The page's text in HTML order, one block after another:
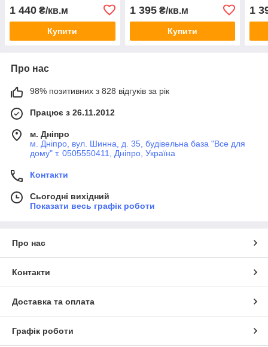
1 440 ₴/кв.м
Купити
1 395₴/кв.м
Купити
1
Про нас
98% позитивних з 828 відгуків за рік
Працює з 26.11.2012
м. Дніпро
м. Дніпро, вул. Шинна, д. 35, будівельна база "Все для
дому" т. 0505550411, Дніпро, Україна
Контакти
Сьогодні вихідний
Показати весь графік роботи
Про нас
Контакти
Доставка та оплата
Графік роботи